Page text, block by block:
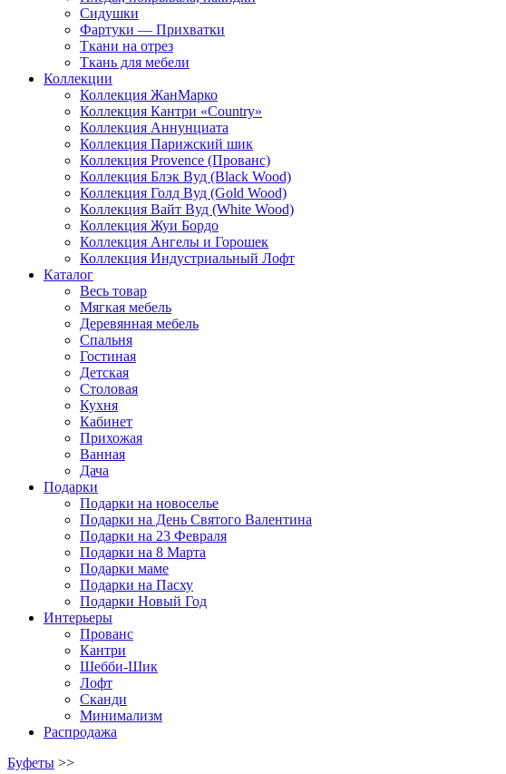
Сидушки
Фартуки — Прихватки
Ткани на отрез
Ткань для мебели
Коллекции
Коллекция ЖанМарко
Коллекция Кантри «Country»
Коллекция Аннунциата
Коллекция Парижский шик
Коллекция Provence (Прованс)
Коллекция Блэк Вуд (Black Wood)
Коллекция Голд Вуд (Gold Wood)
Коллекция Вайт Вуд (White Wood)
Коллекция Жуи Бордо
Коллекция Ангелы и Горошек
Коллекция Индустриальный Лофт
Каталог
Весь товар
Мягкая мебель
Деревянная мебель
Спальня
Гостиная
Детская
Столовая
Кухня
Кабинет
Прихожая
Ванная
Дача
Подарки
Подарки на новоселье
Подарки на День Святого Валентина
Подарки на 23 Февраля
Подарки на 8 Марта
Подарки маме
Подарки на Пасху
Подарки Новый Год
Интерьеры
Прованс
Кантри
Шебби-Шик
Лофт
Сканди
Минимализм
Распродажа
Буфеты >>